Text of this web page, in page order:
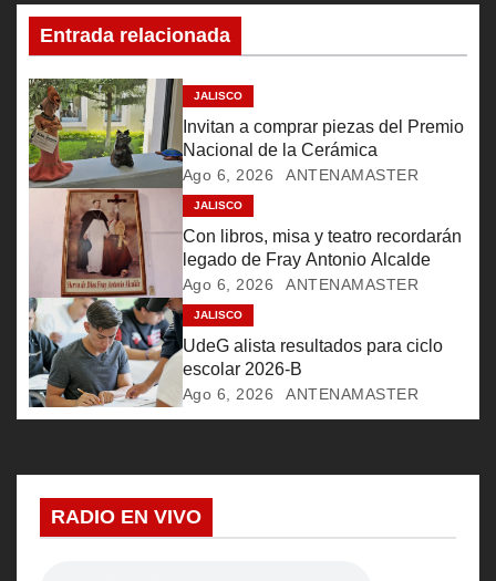
c
i
ó
n
e
n
t
a
d
Entrada relacionada
JALISCO
Invitan a comprar piezas del Premio
Nacional de la Cerámica
Ago 6, 2026 ANTENAMASTER
JALISCO
Con libros, misa y teatro recordarán
legado de Fray Antonio Alcalde
Ago 6, 2026 ANTENAMASTER
JALISCO
UdeG alista resultados para ciclo
escolar 2026-B
Ago 6, 2026 ANTENAMASTER
RADIO EN VIVO